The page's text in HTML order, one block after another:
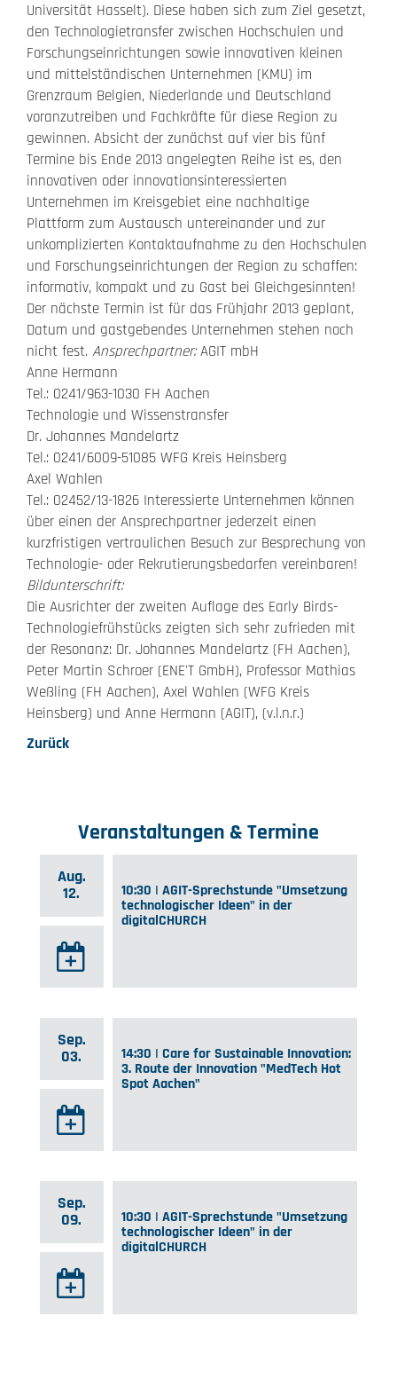
Universität Hasselt). Diese haben sich zum Ziel gesetzt,
den Technologietransfer zwischen Hochschulen und
Forschungseinrichtungen sowie innovativen kleinen
und mittelständischen Unternehmen (KMU) im
Grenzraum Belgien, Niederlande und Deutschland
voranzutreiben und Fachkräfte für diese Region zu
gewinnen. Absicht der zunächst auf vier bis fünf
Termine bis Ende 2013 angelegten Reihe ist es, den
innovativen oder innovationsinteressierten
Unternehmen im Kreisgebiet eine nachhaltige
Plattform zum Austausch untereinander und zur
unkomplizierten Kontaktaufnahme zu den Hochschulen
und Forschungseinrichtungen der Region zu schaffen:
informativ, kompakt und zu Gast bei Gleichgesinnten!
Der nächste Termin ist für das Frühjahr 2013 geplant,
Datum und gastgebendes Unternehmen stehen noch
nicht fest. Ansprechpartner:AGIT mbH
Anne Hermann
Tel.: 0241/963-1030 FH Aachen
Technologie und Wissenstransfer
Dr. Johannes Mandelartz
Tel.: 0241/6009-51085 WFG Kreis Heinsberg
Axel Wahlen
Tel.: 02452/13-1826 Interessierte Unternehmen können
über einen der Ansprechpartner jederzeit einen
kurzfristigen vertraulichen Besuch zur Besprechung von
Technologie- oder Rekrutierungsbedarfen vereinbaren!
Bildunterschrift:
Die Ausrichter der zweiten Auflage des Early Birds-
Technologiefrühstücks zeigten sich sehr zufrieden mit
der Resonanz: Dr. Johannes Mandelartz (FH Aachen),
Peter Martin Schroer (ENE'T GmbH), Professor Mathias
Weßling (FH Aachen), Axel Wahlen (WFG Kreis
Heinsberg) und Anne Hermann (AGIT), (v.l.n.r.)
Zurück
Veranstaltungen & Termine
Aug.
12.
10:30 | AGIT-Sprechstunde "Umsetzung
technologischer Ideen" in der
digitalCHURCH
Sep.
03.
14:30 | Care for Sustainable Innovation:
3. Route der Innovation "MedTech Hot
Spot Aachen"
Sep.
09.
10:30 | AGIT-Sprechstunde "Umsetzung
technologischer Ideen" in der
digitalCHURCH